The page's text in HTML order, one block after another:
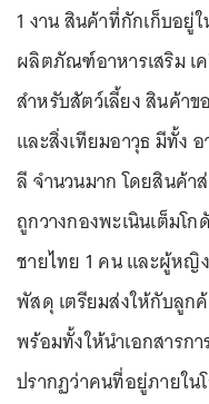
1 งาน สินค้าที่กักเก็บอยู่
ผลิตภัณฑ์อาหารเสริม เ
สำหรับสัตว์เลี้ยง สินค้า
และสิ่งเทียมอาวุธ มีทั้ง
ลี จำนวนมาก โดยสินค้า
ถูกวางกองพะเนินเต็มโ
ชายไทย 1 คน และผู้หญิ
พัสดุ เตรียมส่งให้กับลูก
พร้อมทั้งให้นำเอกสารก
ปรากฏว่าคนที่อยู่ภายใน